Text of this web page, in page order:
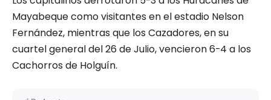
Mayabeque como visitantes en el estadio Nelson
Fernández, mientras que los Cazadores, en su
cuartel general del 26 de Julio, vencieron 6-4 a los
Cachorros de Holguín.